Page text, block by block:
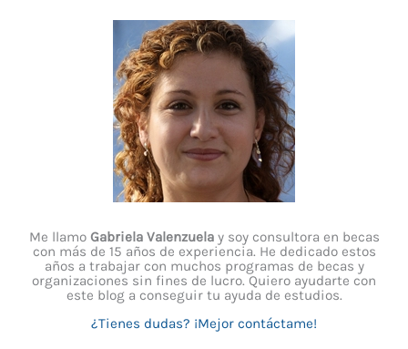
Me llamo Gabriela Valenzuelay soy consultora en becas
con más de 15 años de experiencia. He dedicado estos
años a trabajar con muchos programas de becas y
organizaciones sin fines de lucro. Quiero ayudarte con
este blog a conseguir tu ayuda de estudios.
¿Tienes dudas? ¡Mejor contáctame!